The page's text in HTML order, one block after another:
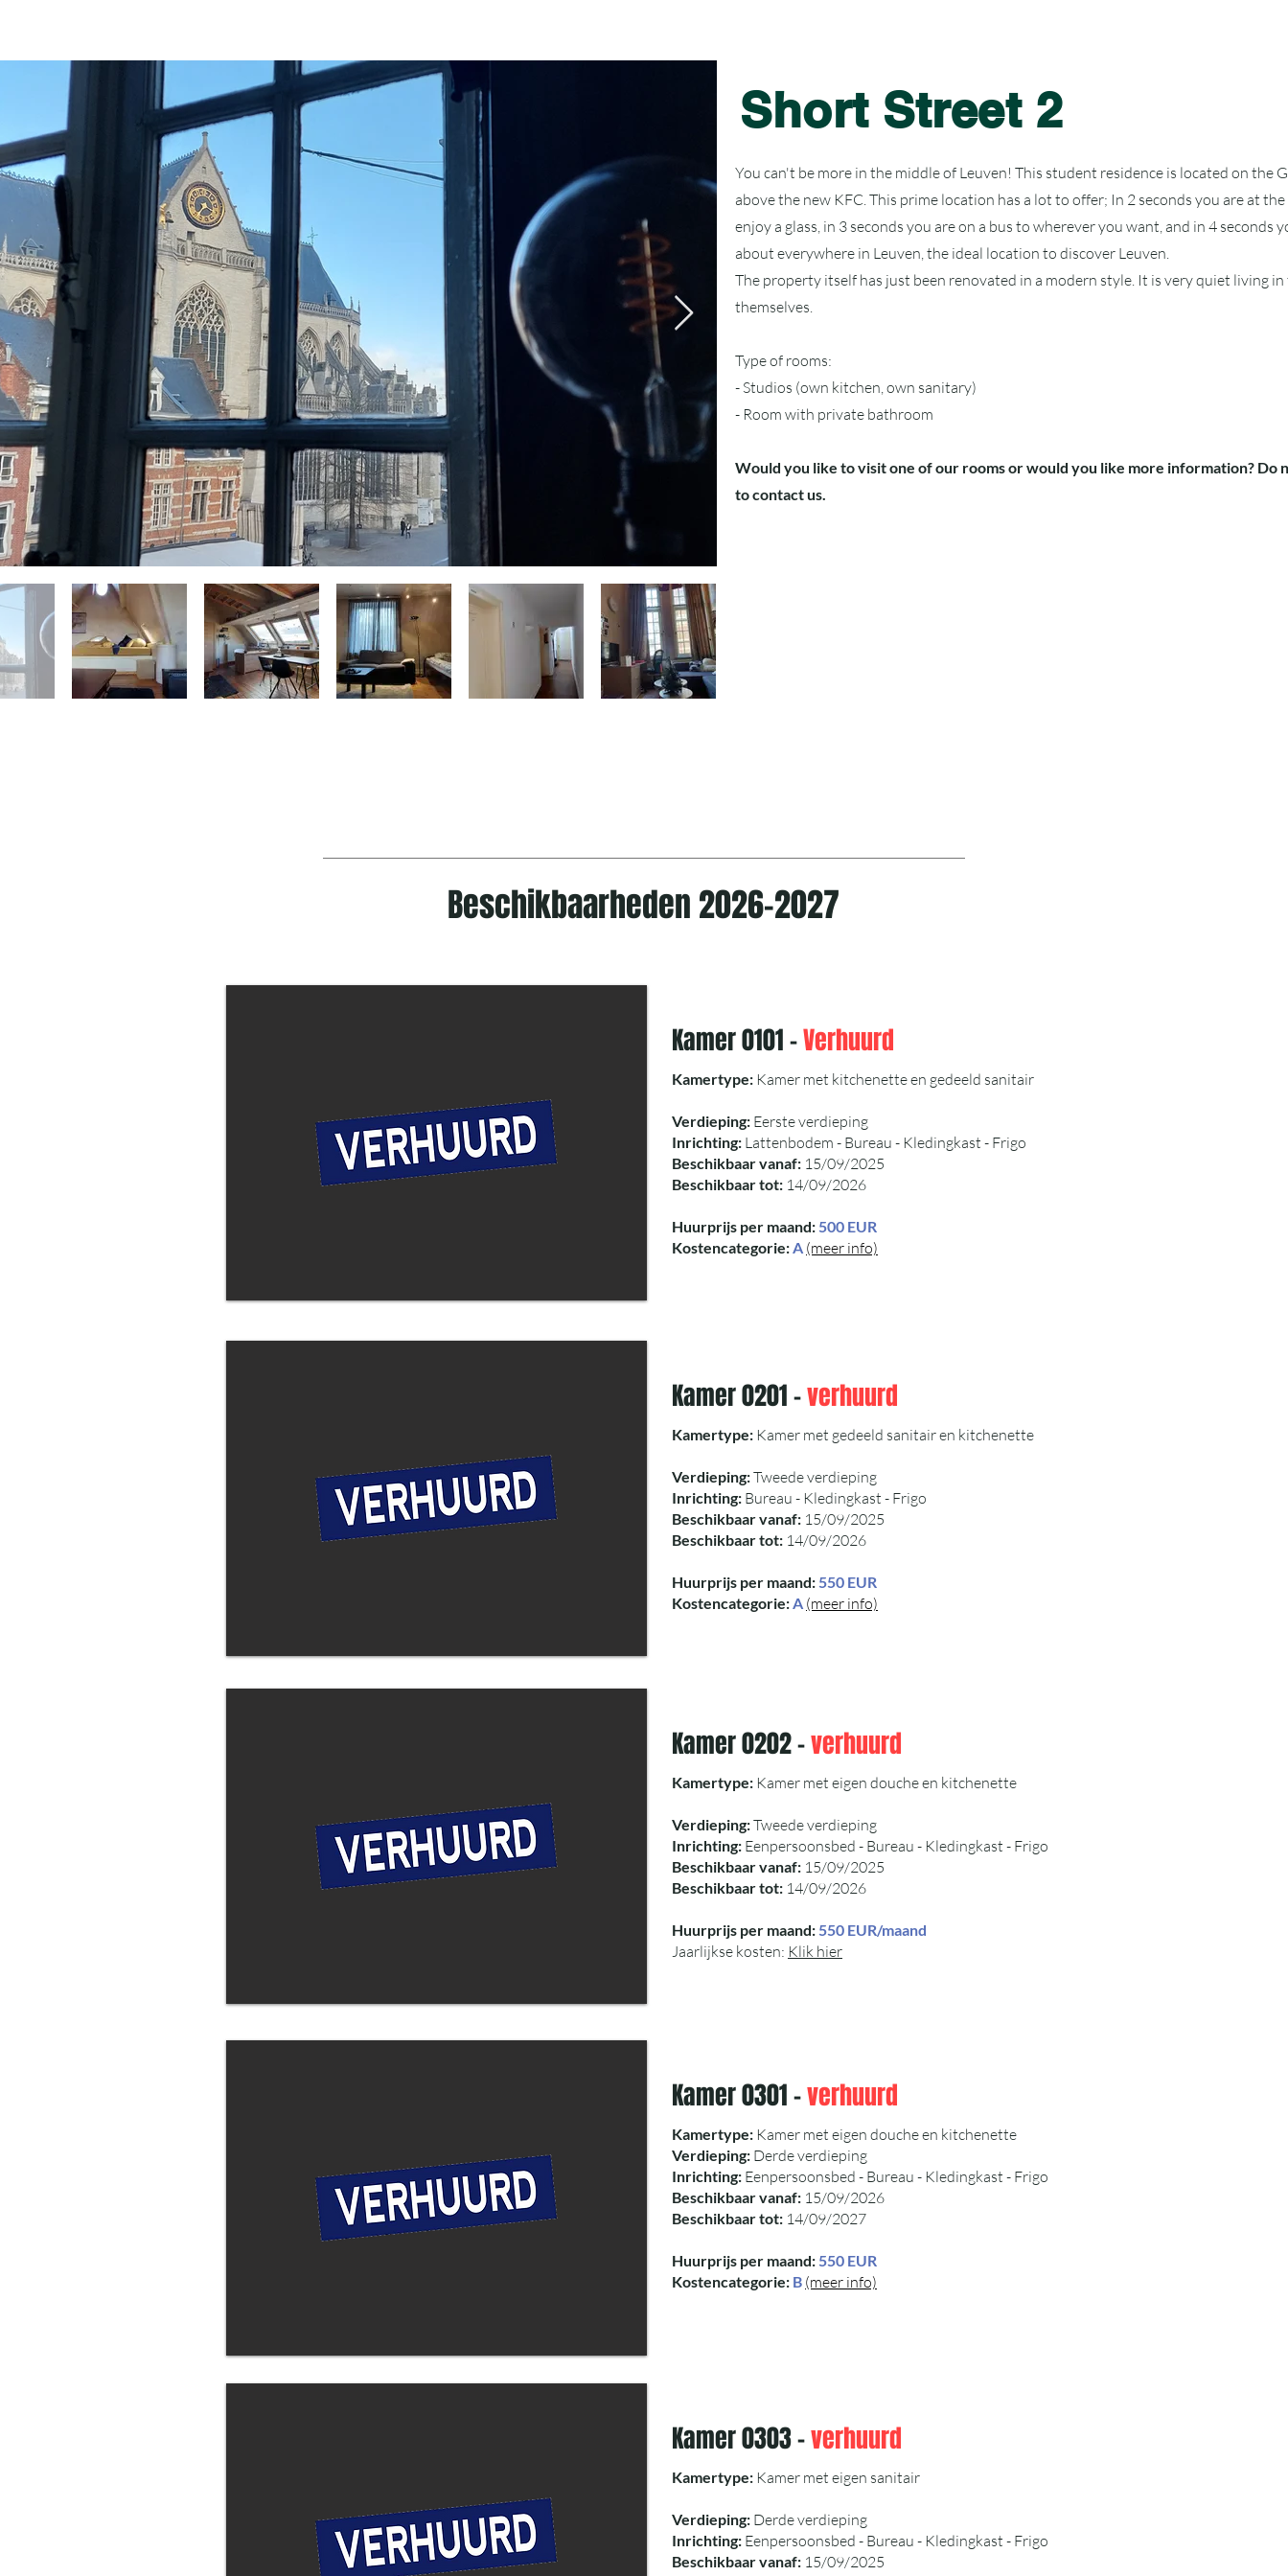
Short Street 2
You can't be more in the middle of Leuven! This student residence is located on the
above the new KFC. This prime location has a lot to offer; In 2 seconds you are at
enjoy a glass, in 3 seconds you are on a bus to wherever you want, and in 4 seconds
about everywhere in Leuven, the ideal location to discover Leuven.
The property itself has just been renovated in a modern style. It is very quiet living
themselves.
Type of rooms:
- Studios (own kitchen, own sanitary)
- Room with private bathroom
Would you like to visit one of our rooms or would you like more information? Do
to contact us.
Beschikbaarheden 2026-2027
Kamer 0101 -Verhuurd
Kamertype: Kamer met kitchenette en gedeeld sanitair
Verdieping: Eerste verdieping
Inrichting: Lattenbodem - Bureau - Kledingkast - Frigo
Beschikbaar vanaf: 15/09/2025
Beschikbaar tot: 14/09/2026
Huurprijs per maand:500 EUR
Kostencategorie:A (meer info)
Kamer 0201 -verhuurd
Kamertype: Kamer met gedeeld sanitair en kitchenette
Verdieping:Tweede verdieping
Inrichting: Bureau - Kledingkast - Frigo
Beschikbaar vanaf: 15/09/2025
Beschikbaar tot: 14/09/2026
Huurprijs per maand:550 EUR
Kostencategorie:A (meer info)
Kamer 0202 -verhuurd
Kamertype: Kamer met eigen douche en kitchenette
Verdieping:Tweede verdieping
Inrichting: Eenpersoonsbed - Bureau - Kledingkast - Frigo
Beschikbaar vanaf: 15/09/2025
Beschikbaar tot: 14/09/2026
Huurprijs per maand:550 EUR/maand
Jaarlijkse kosten: Klik hier
Kamer 0301 -verhuurd
Kamertype: Kamer met eigen douche en kitchenette
Verdieping: Derde verdieping
Inrichting: Eenpersoonsbed - Bureau - Kledingkast - Frigo
Beschikbaar vanaf: 15/09/2026
Beschikbaar tot: 14/09/2027
Huurprijs per maand:550 EUR
Kostencategorie: B (meer info)
Kamer 0303 -verhuurd
Kamertype: Kamer met eigen sanitair
Verdieping: Derde verdieping
Inrichting: Eenpersoonsbed - Bureau - Kledingkast - Frigo
Beschikbaar vanaf: 15/09/2025